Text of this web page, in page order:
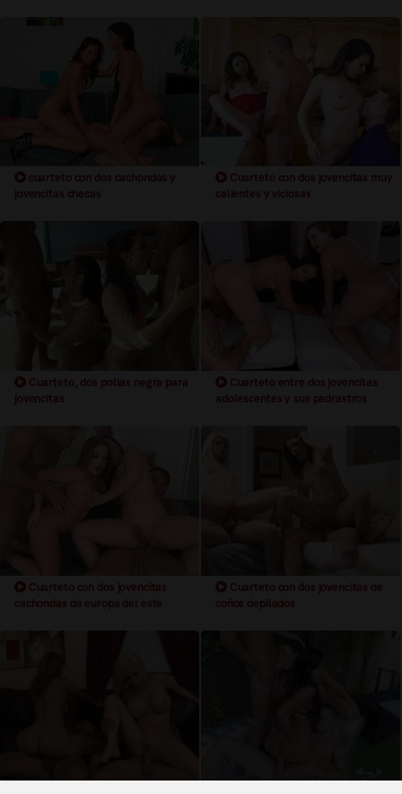
cuarteto con dos cachondas y
jovencitas checas
Cuarteto con dos jovencitas muy
calientes y viciosas
Cuarteto, dos pollas negra para
jovencitas
Cuarteto entre dos jovencitas
adolescentes y sus padrastros
Cuarteto con dos jovencitas
cachondas de europa del este
Cuarteto con dos jovencitas de
coños depilados